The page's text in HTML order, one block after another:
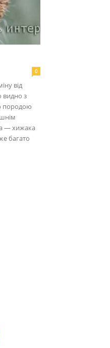
0
від
видно з
породою
— хижака
багато